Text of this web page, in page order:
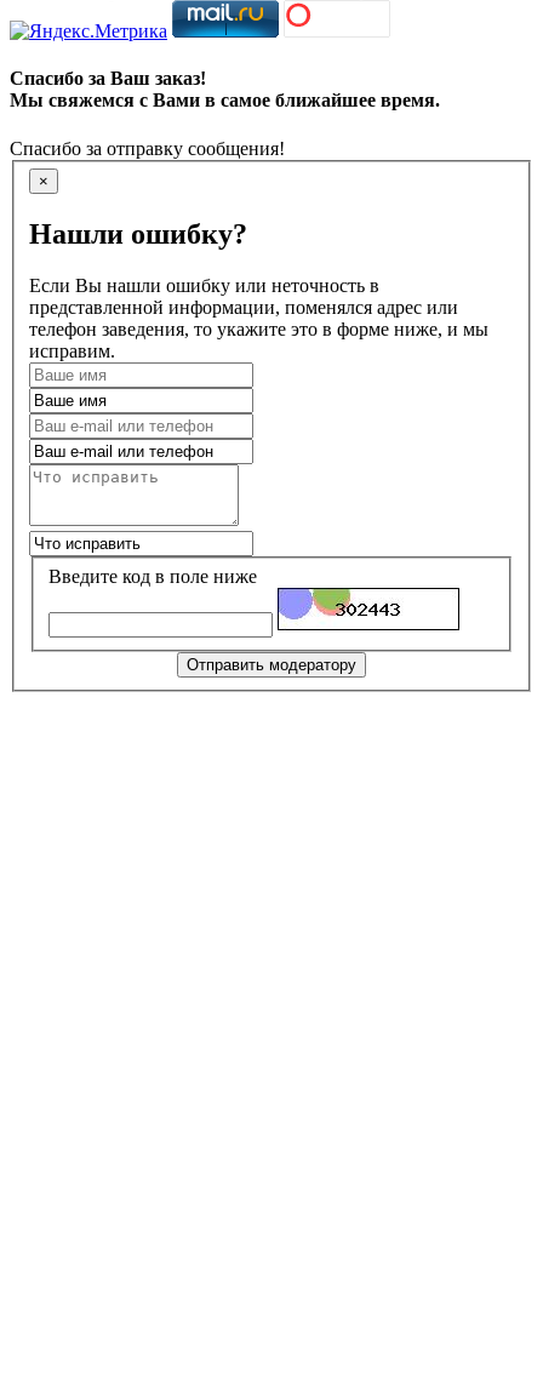
Спасибо за Ваш заказ!
Мы свяжемся с Вами в самое ближайшее время.
Спасибо за отправку сообщения!
×
Нашли ошибку?
Если Вы нашли ошибку или неточность в
представленной информации, поменялся адрес или
телефон заведения, то укажите это в форме ниже, и мы
исправим.
Введите код в поле ниже
Отправить модератору